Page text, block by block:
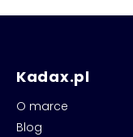
Kadax.pl
O marce
Blog